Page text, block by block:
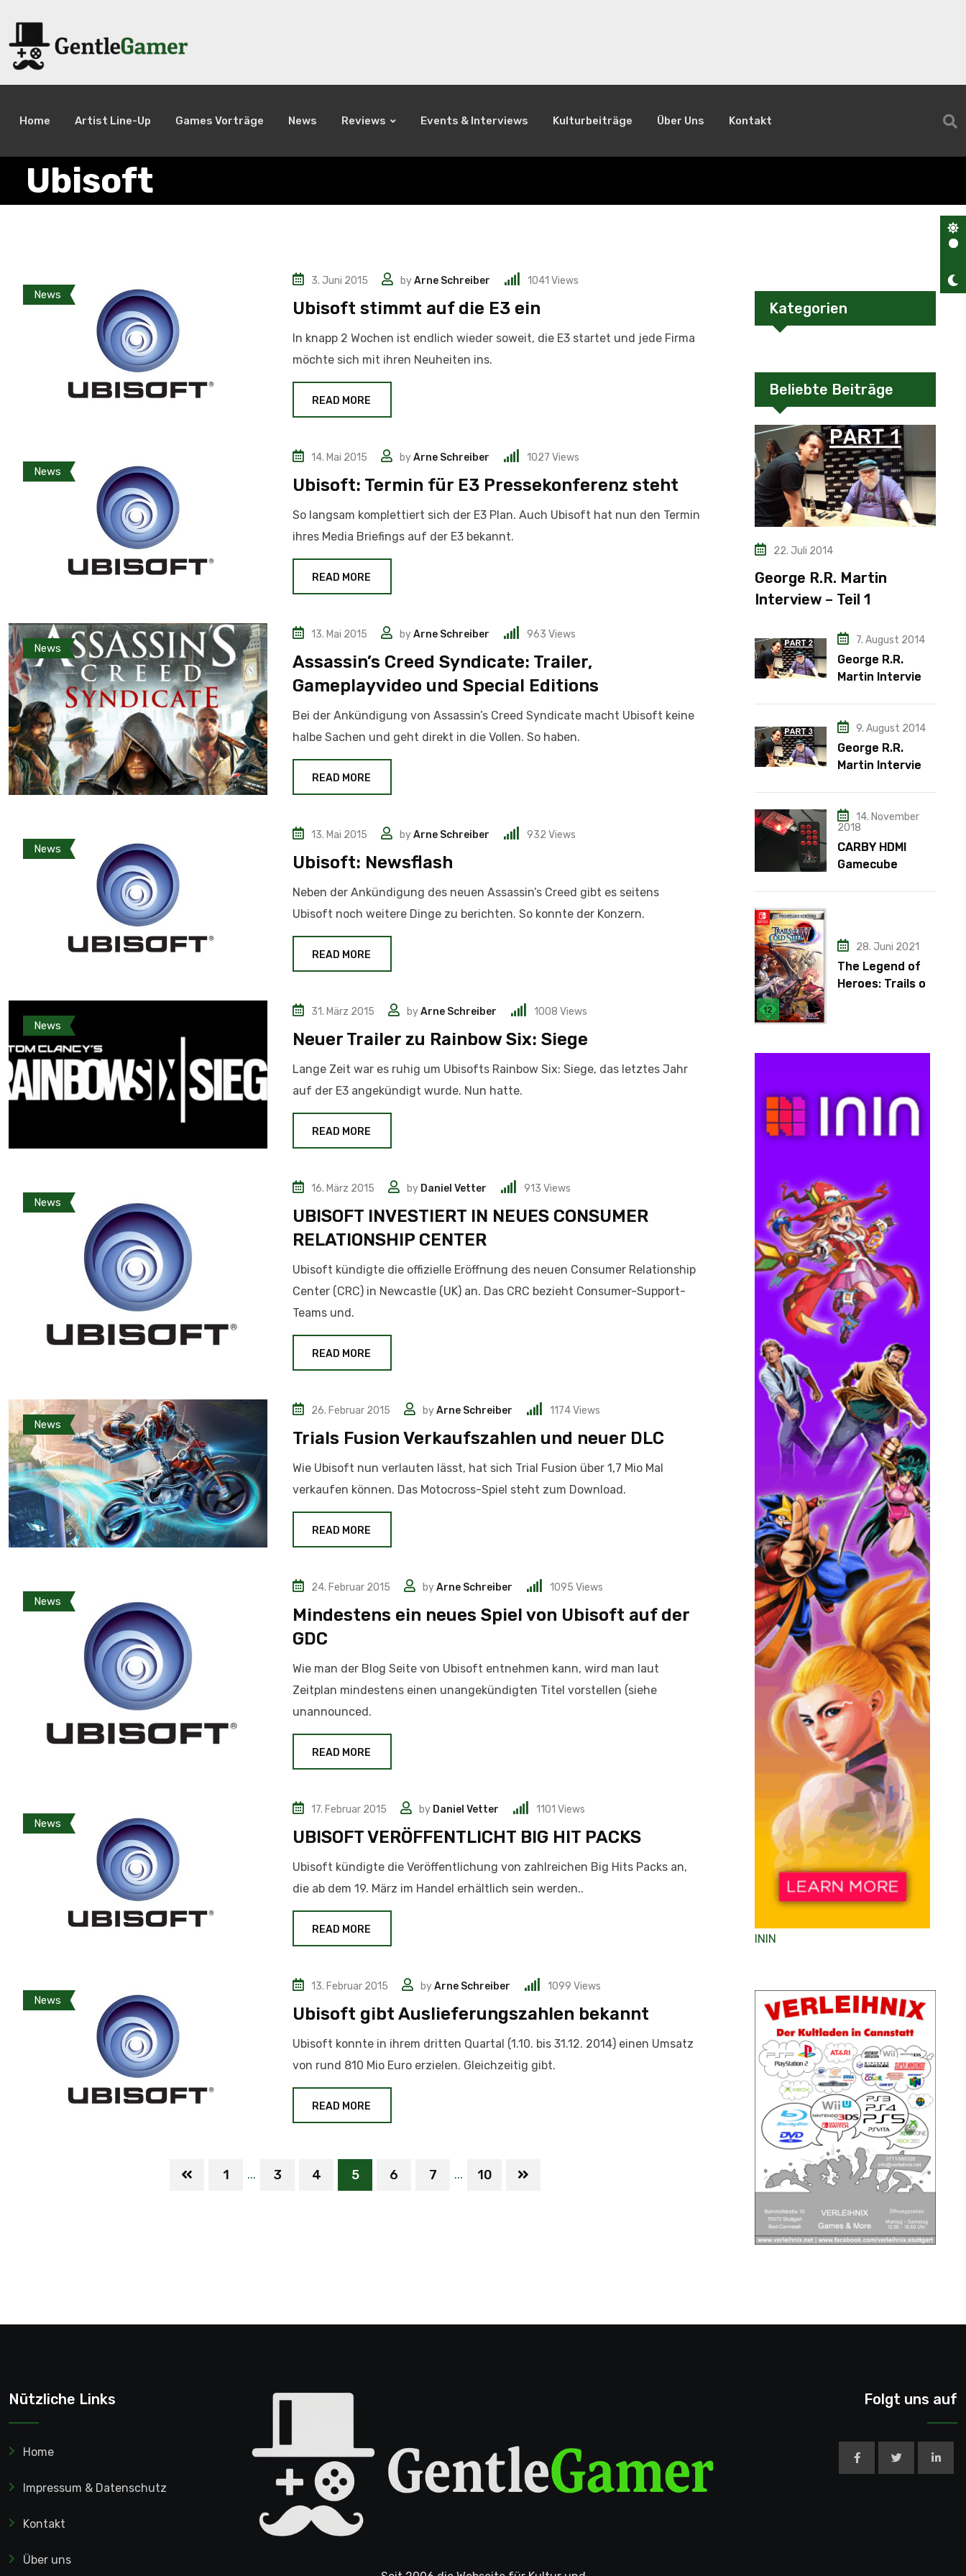
Home Artist Line-Up Games Vorträge News Reviews Events & Interviews Kulturbeiträge Über Uns Kontakt
Ubisoft
News
3. Juni 2015 byArne Schreiber 1041 Views
Ubisoft stimmt auf die E3 ein
In knapp 2 Wochen ist endlich wieder soweit, die E3 startet und jede Firma
möchte sich mit ihren Neuheiten ins.
READ MORE
News
14. Mai 2015 byArne Schreiber 1027 Views
Ubisoft: Termin für E3 Pressekonferenz steht
So langsam komplettiert sich der E3 Plan. Auch Ubisoft hat nun den Termin
ihres Media Briefings auf der E3 bekannt.
READ MORE
News
13. Mai 2015 byArne Schreiber 963 Views
Assassin’s Creed Syndicate: Trailer,
Gameplayvideo und Special Editions
Bei der Ankündigung von Assassin’s Creed Syndicate macht Ubisoft keine
halbe Sachen und geht direkt in die Vollen. So haben.
READ MORE
News
13. Mai 2015 byArne Schreiber 932 Views
Ubisoft: Newsflash
Neben der Ankündigung des neuen Assassin’s Creed gibt es seitens
Ubisoft noch weitere Dinge zu berichten. So konnte der Konzern.
READ MORE
News
31. März 2015 byArne Schreiber 1008 Views
Neuer Trailer zu Rainbow Six: Siege
Lange Zeit war es ruhig um Ubisofts Rainbow Six: Siege, das letztes Jahr
auf der E3 angekündigt wurde. Nun hatte.
READ MORE
News
16. März 2015 by Daniel Vetter 913 Views
UBISOFT INVESTIERT IN NEUES CONSUMER
RELATIONSHIP CENTER
Ubisoft kündigte die offizielle Eröffnung des neuen Consumer Relationship
Center (CRC) in Newcastle (UK) an. Das CRC bezieht Consumer-Support-
Teams und.
READ MORE
News
26. Februar 2015 byArne Schreiber 1174Views
Trials Fusion Verkaufszahlen und neuer DLC
Wie Ubisoft nun verlauten lässt, hat sich Trial Fusion über 1,7 Mio Mal
verkaufen können. Das Motocross-Spiel steht zum Download.
READ MORE
News
24. Februar 2015 byArne Schreiber 1095 Views
Mindestens ein neues Spiel von Ubisoft auf der
GDC
Wie man der Blog Seite von Ubisoft entnehmen kann, wird man laut
Zeitplan mindestens einen unangekündigten Titel vorstellen (siehe
unannounced.
READ MORE
News
17. Februar 2015 by Daniel Vetter 1101 Views
UBISOFT VERÖFFENTLICHT BIG HIT PACKS
Ubisoft kündigte die Veröffentlichung von zahlreichen Big Hits Packs an,
die ab dem 19. März im Handel erhältlich sein werden..
READ MORE
News
13. Februar 2015 byArne Schreiber 1099 Views
Ubisoft gibt Auslieferungszahlen bekannt
Ubisoft konnte in ihrem dritten Quartal (1.10. bis 31.12. 2014) einen Umsatz
von rund 810 Mio Euro erzielen. Gleichzeitig gibt.
READ MORE
1 ... 3 4 5 6 7 ... 10
Kategorien
Beliebte Beiträge
22. Juli 2014
George R.R. Martin
Interview – Teil 1
7. August 2014
George R.R.
Martin Interview
9. August 2014
George R.R.
Martin Interview
14. November
2018
CARBY HDMI
Gamecube
28. Juni 2021
The Legend of
Heroes: Trails of
ININ
Nützliche Links
Home
Impressum & Datenschutz
Kontakt
Über uns
Folgt uns auf